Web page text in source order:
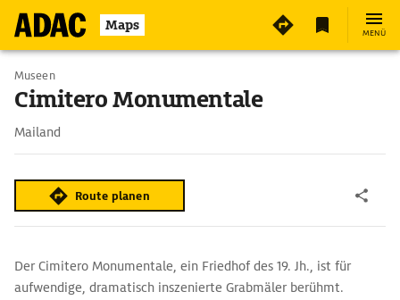
Maps MENÜ
Museen
Cimitero Monumentale
Mailand
Route planen
Der Cimitero Monumentale, ein Friedhof des 19. Jh., ist für
aufwendige, dramatisch inszenierte Grabmäler berühmt.